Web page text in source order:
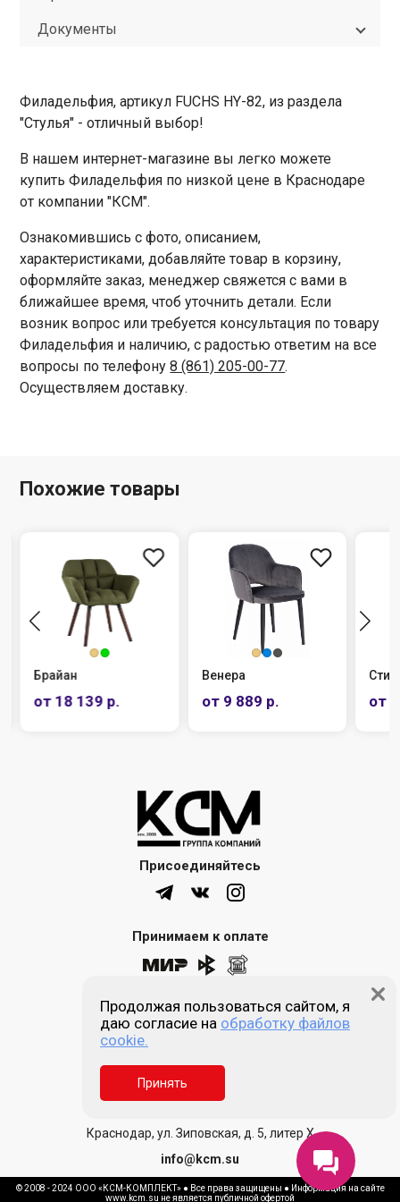
Документы
Филадельфия, артикул FUCHS HY-82, из раздела
"Стулья" - отличный выбор!
В нашем интернет-магазине вы легко можете
купить Филадельфия по низкой цене в Краснодаре
от компании "КСМ".
Ознакомившись с фото, описанием,
характеристиками, добавляйте товар в корзину,
оформляйте заказ, менеджер свяжется с вами в
ближайшее время, чтоб уточнить детали. Если
возник вопрос или требуется консультация по товару
Филадельфия и наличию, с радостью ответим на все
вопросы по телефону8 (861) 205-00-77.
Осуществляем доставку.
Похожие товары
Брайан
от 18 139 р.
Венера
от 9 889 р. от
Присоединяйтесь
Принимаем к оплате
8 (861) 205-00-77
Звонок бесплатный
Пн-пт 9:00 - 18:00
Сб, Вс - выходной
Краснодар, ул. Зиповская, д. 5, литер Х
info@kcm.su
© 2008 - 2024 ООО «КСМ-КОМПЛЕКТ» ● Все права защищены ● Информация на сайте
www.kcm.su не является публичной офертой
Продолжая пользоваться сайтом, я
даю согласие на обработку файлов
cookie.
Принять